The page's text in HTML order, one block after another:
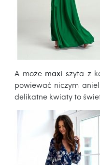
A może maxi szyta z
powiewać niczym
delikatne kwiaty to